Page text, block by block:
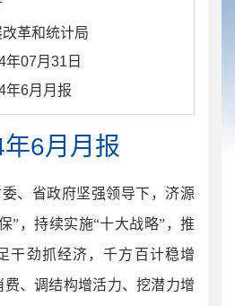
改革和统计局
年07月31日
年6月月报
6月月报
、省政府坚强领导下，济源
”，持续实施“十大战略”，推
干劲抓经济，千方百计稳增
、调结构增活力、挖潜力增